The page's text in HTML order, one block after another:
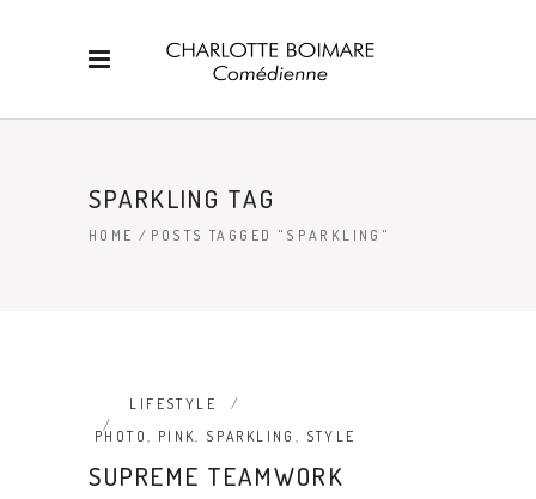
SPARKLING TAG
HOME / POSTS TAGGED "SPARKLING"
LIFESTYLE
PHOTO , PINK, SPARKLING , STYLE
SUPREME TEAMWORK